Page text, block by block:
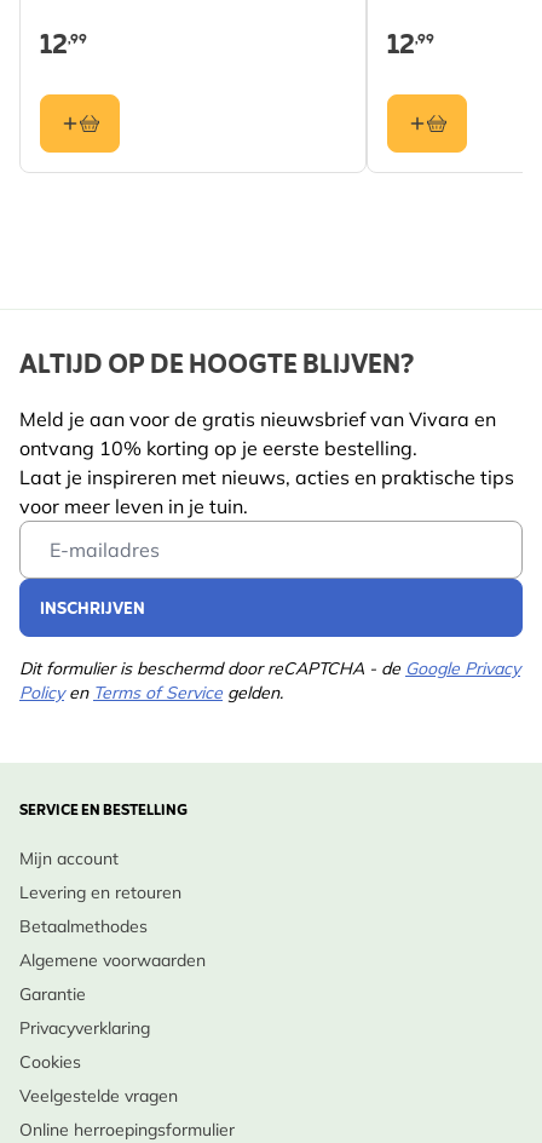
een zonnige, strand-achtige uitstraling toe aan tuinen
en balkons.
Eenvoudig op te hangen:
ophangsysteem voor muren, hekken of bomen.
om comfort en bescherming te bieden tijdens het
WAAROM KIEZEN VOOR VIVARA?
Vivara nestkasten worden ontwikkeld met
natuurdeskundigen en ontworpen om veilig, praktisch
en plezierig te zijn, voor zowel vogels als mensen.
12,99 12,99
ALTIJD OP DE HOOGTE BLIJVEN?
Meld je aan voor de gratis nieuwsbrief van Vivara en
ontvang 10% korting op je eerste bestelling.
Laat je inspireren met nieuws, acties en praktische tips
voor meer leven in je tuin.
Email Address
INSCHRIJVEN
Dit formulier is beschermd door reCAPTCHA - de Google Privacy
Policyen Terms of Service gelden.
SERVICE EN BESTELLING
Mijn account
Levering en retouren
Betaalmethodes
Algemene voorwaarden
Garantie
Privacyverklaring
Cookies
Veelgestelde vragen
Online herroepingsformulier